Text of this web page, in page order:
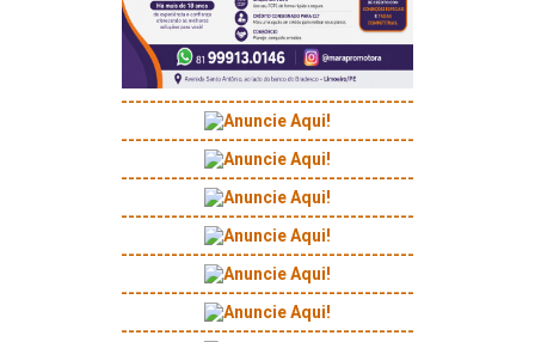
-----------------------------------------
-----------------------------------------
-----------------------------------------
-----------------------------------------
-----------------------------------------
-----------------------------------------
-----------------------------------------